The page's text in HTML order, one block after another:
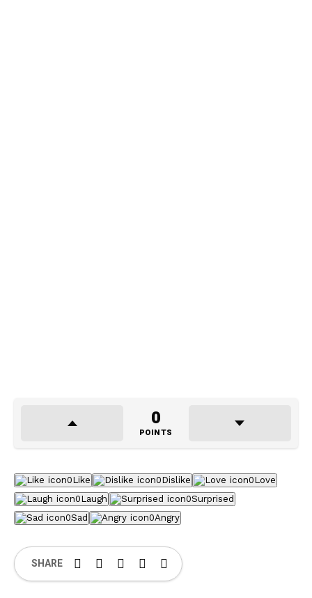
0
POINTS
0Like 0Dislike 0Love
0Laugh 0Surprised
0Sad 0Angry
SHARE